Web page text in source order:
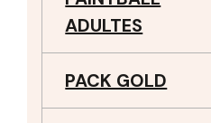
ADULTES
PACK GOLD